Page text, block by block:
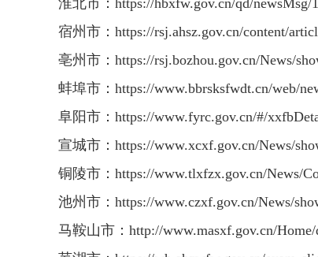
淮北市：https://hbxfw.gov.cn/qd/newsMsg/
宿州市：https://rsj.ahsz.gov.cn/content/
亳州市：https://rsj.bozhou.gov.cn/News/
蚌埠市：https://www.bbrsksfwdt.cn/web/
阜阳市：https://www.fyrc.gov.cn/#/
宣城市：https://www.xcxf.gov.cn/News/
铜陵市：https://www.tlxfzx.gov.cn/News/
池州市：https://www.czxf.gov.cn/News/
马鞍山市：http://www.masxf.gov.cn/